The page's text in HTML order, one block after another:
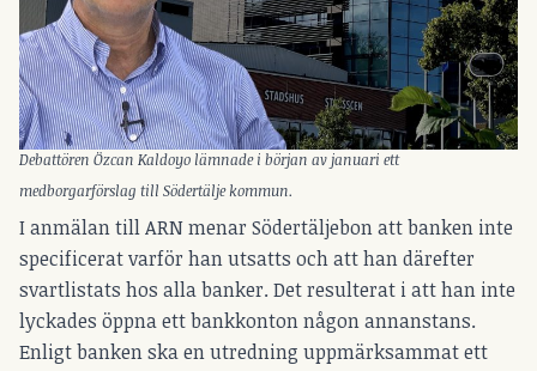
Debattören Özcan Kaldoyo lämnade i början av januari ett
medborgarförslag till Södertälje kommun.
I anmälan till ARN menar Södertäljebon att banken inte
specificerat varför han utsatts och att han därefter
svartlistats hos alla banker. Det resulterat i att han inte
lyckades öppna ett bankkonton någon annanstans.
Enligt banken ska en utredning uppmärksammat ett